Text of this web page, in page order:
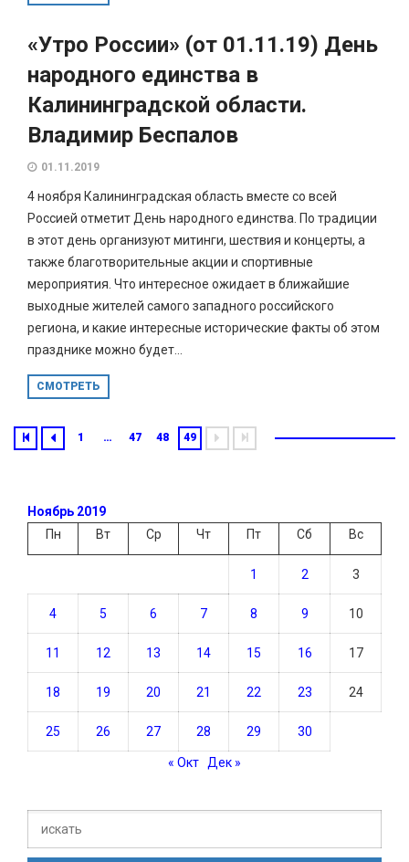
«Утро России» (от 01.11.19) День
народного единства в
Калининградской области.
Владимир Беспалов
01.11.2019
4 ноября Калининградская область вместе со всей
Россией отметит День народного единства. По традиции
в этот день организуют митинги, шествия и концерты, а
также благотворительные акции и спортивные
мероприятия. Что интересное ожидает в ближайшие
выходные жителей самого западного российского
региона, и какие интересные исторические факты об этом
празднике можно будет...
СМОТРЕТЬ
1 … 47 48 49
Ноябрь 2019
Пн
Вт Ср Чт Пт Сб Вс
1 2 3
4 5 6 7 8 9 10
11 12 13 14 15 16 17
18 19 20 21 22 23 24
25 26 27 28 29 30
« Окт Дек »